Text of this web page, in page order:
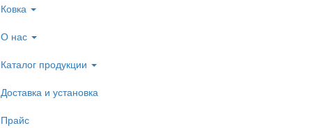
Ковка
О нас
Каталог продукции
Доставка и установка
Прайс